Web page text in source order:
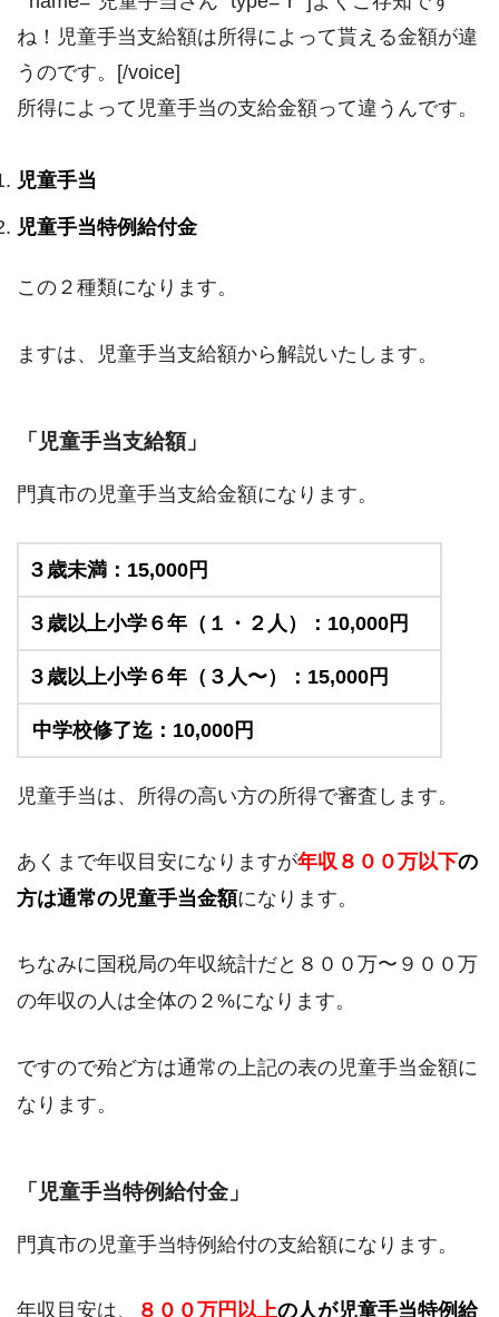
ね！児童手当支給額は所得によって貰える金額が違
うのです。[/voice]
所得によって児童手当の支給金額って違うんです。
児童手当
児童手当特例給付金
この２種類になります。
ますは、児童手当支給額から解説いたします。
「児童手当支給額」
門真市の児童手当支給金額になります。
３歳未満：15,000円
３歳以上小学６年（１・２人）：10,000円
３歳以上小学６年（３人〜）：15,000円
中学校修了迄：10,000円
児童手当は、所得の高い方の所得で審査します。
あくまで年収目安になりますが年収８００万以下の
方は通常の児童手当金額になります。
ちなみに国税局の年収統計だと８００万〜９００万
の年収の人は全体の２%になります。
ですので殆ど方は通常の上記の表の児童手当金額に
なります。
「児童手当特例給付金」
門真市の児童手当特例給付の支給額になります。
年収目安は、 ８００万円以上の人が児童手当特例給